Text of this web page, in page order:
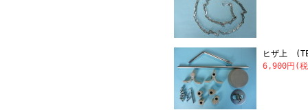
ヒザ上
6,900円(